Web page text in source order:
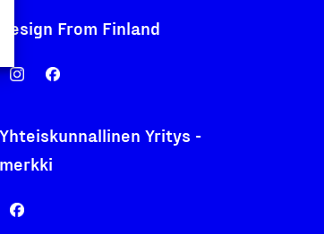
Design From Finland
Yhteiskunnallinen Yritys -
merkki